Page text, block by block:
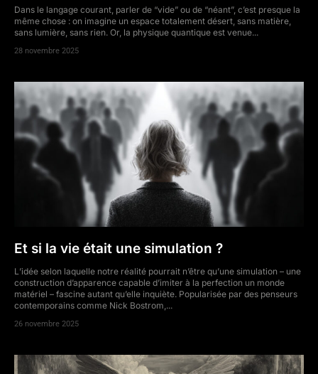
Dans le langage courant, parler de “vide” ou de “néant”, c’est presque la
même chose : on imagine un espace totalement désert, sans matière,
sans lumière, sans rien. Or, la physique quantique est venue...
28 novembre 2025
Et si la vie était une simulation ?
L’idée selon laquelle notre réalité pourrait n’être qu’une simulation – une
construction d’apparence capable d’imiter à la perfection un monde
matériel – fascine autant qu’elle inquiète. Popularisée par des penseurs
contemporains comme Nick Bostrom,...
26 novembre 2025